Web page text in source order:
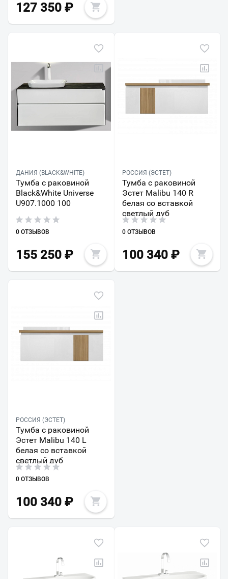
127 350 ₽
ДАНИЯ (BLACK&WHITE)
Тумба с раковиной
Black&White Universe
U907.1000 100
0 ОТЗЫВОВ
155 250 ₽
РОССИЯ (ЭСТЕТ)
Тумба с раковиной
Эстет Malibu 140 R
белая со вставкой
светлый дуб
0 ОТЗЫВОВ
100 340₽
РОССИЯ (ЭСТЕТ)
Тумба с раковиной
Эстет Malibu 140 L
белая со вставкой
светлый дуб
0 ОТЗЫВОВ
100 340 ₽